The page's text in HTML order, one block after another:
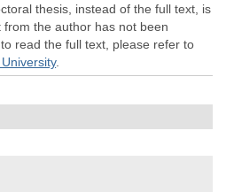
thesis, instead of the full text, is
the author has not been
read the full text, please refer to
.